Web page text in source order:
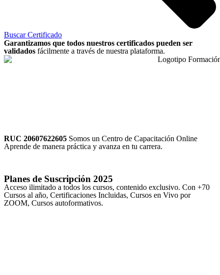
Buscar Certificado
Garantizamos que todos nuestros certificados pueden ser
validados fácilmente a través de nuestra plataforma.
RUC 20607622605 Somos un Centro de Capacitación Online
Aprende de manera práctica y avanza en tu carrera.
Planes de Suscripción 2025
Acceso ilimitado a todos los cursos, contenido exclusivo. Con +70
Cursos al año, Certificaciones Incluidas, Cursos en Vivo por
ZOOM, Cursos autoformativos.